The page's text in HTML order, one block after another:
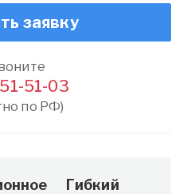
заявку
51-03
по РФ)
Гибкий